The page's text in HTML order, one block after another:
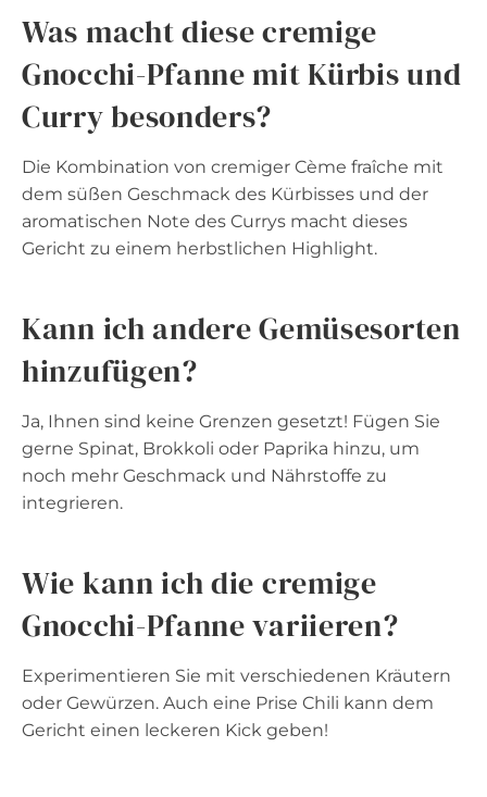
Was macht diese cremige
Gnocchi-Pfanne mit Kürbis und
Curry besonders?
Die Kombination von cremiger Cème fraîche mit
dem süßen Geschmack des Kürbisses und der
aromatischen Note des Currys macht dieses
Gericht zu einem herbstlichen Highlight.
Kann ich andere Gemüsesorten
hinzufügen?
Ja, Ihnen sind keine Grenzen gesetzt! Fügen Sie
gerne Spinat, Brokkoli oder Paprika hinzu, um
noch mehr Geschmack und Nährstoffe zu
integrieren.
Wie kann ich die cremige
Gnocchi-Pfanne variieren?
Experimentieren Sie mit verschiedenen Kräutern
oder Gewürzen. Auch eine Prise Chili kann dem
Gericht einen leckeren Kick geben!